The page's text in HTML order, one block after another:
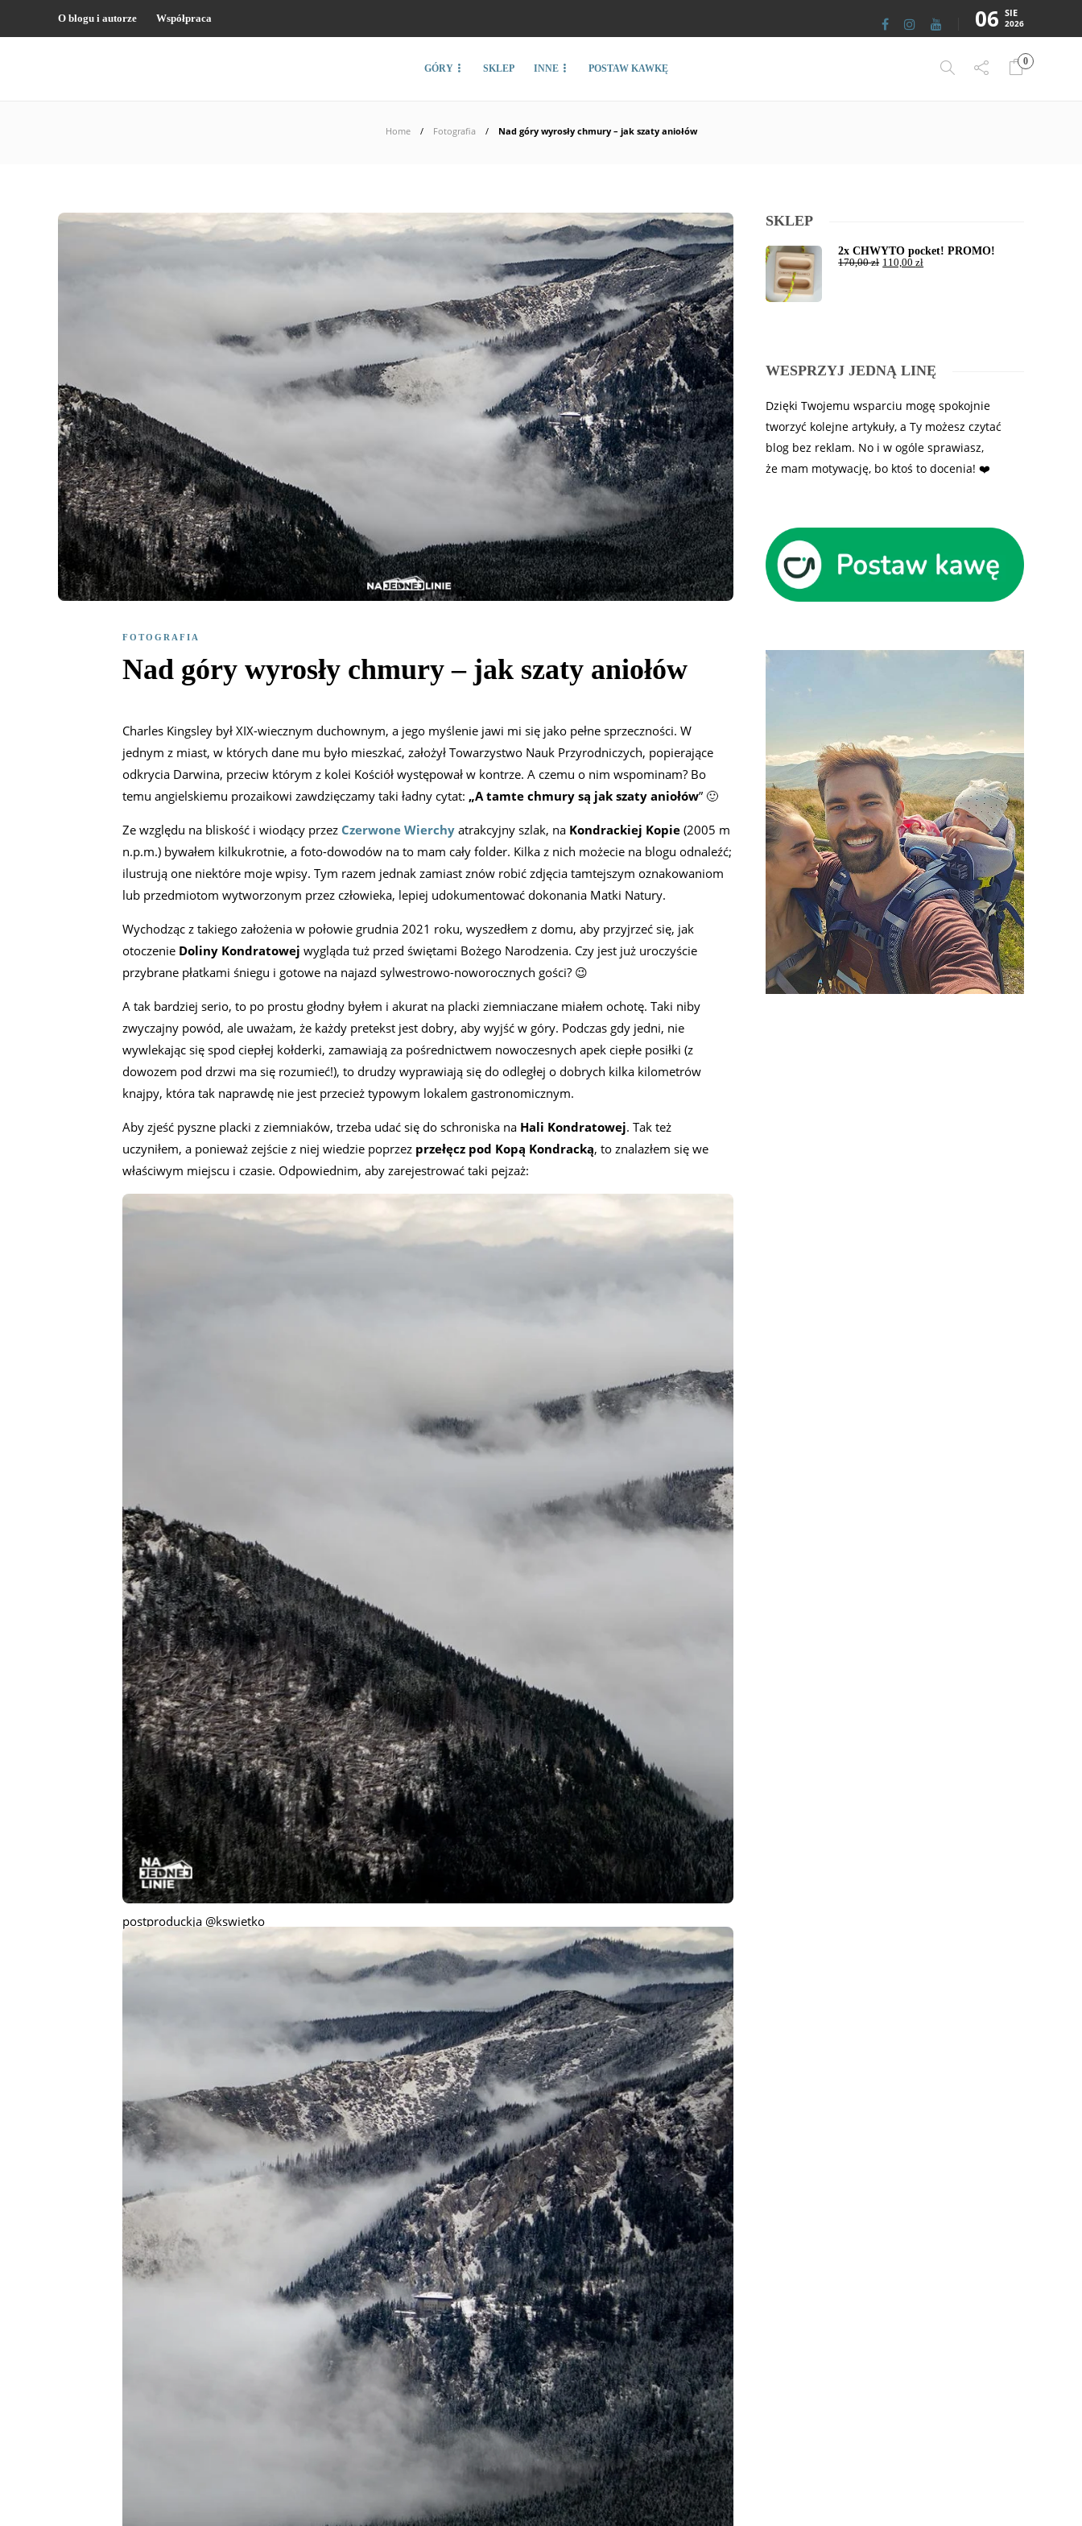
O blogu i autorze Współpraca 06 SIE
2026
GÓRY SKLEP INNE POSTAW KAWKĘ
0
Home Fotografia Nad góry wyrosły chmury – jak szaty aniołów
FOTOGRAFIA
Nad góry wyrosły chmury – jak szaty aniołów
Charles Kingsley był XIX-wiecznym duchownym, a jego myślenie jawi mi się jako pełne sprzeczności. W
jednym z miast, w których dane mu było mieszkać, założył Towarzystwo Nauk Przyrodniczych, popierające
odkrycia Darwina, przeciw którym z kolei Kościół występował w kontrze. A czemu o nim wspominam? Bo
temu angielskiemu prozaikowi zawdzięczamy taki ładny cytat: „A tamte chmury są jak szaty aniołów” 🙂
Ze względu na bliskość i wiodący przez Czerwone Wierchy atrakcyjny szlak, na Kondrackiej Kopie (2005 m
n.p.m.) bywałem kilkukrotnie, a foto-dowodów na to mam cały folder. Kilka z nich możecie na blogu odnaleźć;
ilustrują one niektóre moje wpisy. Tym razem jednak zamiast znów robić zdjęcia tamtejszym oznakowaniom
lub przedmiotom wytworzonym przez człowieka, lepiej udokumentować dokonania Matki Natury.
Wychodząc z takiego założenia w połowie grudnia 2021 roku, wyszedłem z domu, aby przyjrzeć się, jak
otoczenie Doliny Kondratowej wygląda tuż przed świętami Bożego Narodzenia. Czy jest już uroczyście
przybrane płatkami śniegu i gotowe na najazd sylwestrowo-noworocznych gości? 😉
A tak bardziej serio, to po prostu głodny byłem i akurat na placki ziemniaczane miałem ochotę. Taki niby
zwyczajny powód, ale uważam, że każdy pretekst jest dobry, aby wyjść w góry. Podczas gdy jedni, nie
wywlekając się spod ciepłej kołderki, zamawiają za pośrednictwem nowoczesnych apek ciepłe posiłki (z
dowozem pod drzwi ma się rozumieć!), to drudzy wyprawiają się do odległej o dobrych kilka kilometrów
knajpy, która tak naprawdę nie jest przecież typowym lokalem gastronomicznym.
Aby zjeść pyszne placki z ziemniaków, trzeba udać się do schroniska na Hali Kondratowej. Tak też
uczyniłem, a ponieważ zejście z niej wiedzie poprzez przełęcz pod Kopą Kondracką, to znalazłem się we
właściwym miejscu i czasie. Odpowiednim, aby zarejestrować taki pejzaż:
postproduckja @kswietko
SKLEP
2x CHWYTO pocket! PROMO!
170,00zł 110,00zł
WESPRZYJ JEDNĄ LINĘ
Dzięki Twojemu wsparciu mogę spokojnie
tworzyć kolejne artykuły, a Ty możesz czytać
blog bez reklam. No i w ogóle sprawiasz,
że mam motywację, bo ktoś to docenia! ❤️